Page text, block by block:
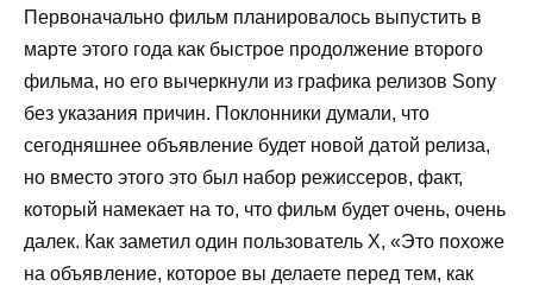
Первоначально фильм планировалось выпустить в
марте этого года как быстрое продолжение второго
фильма, но его вычеркнули из графика релизов Sony
без указания причин. Поклонники думали, что
сегодняшнее объявление будет новой датой релиза,
но вместо этого это был набор режиссеров, факт,
который намекает на то, что фильм будет очень, очень
далек. Как заметил один пользователь X, «Это похоже
на объявление, которое вы делаете перед тем, как